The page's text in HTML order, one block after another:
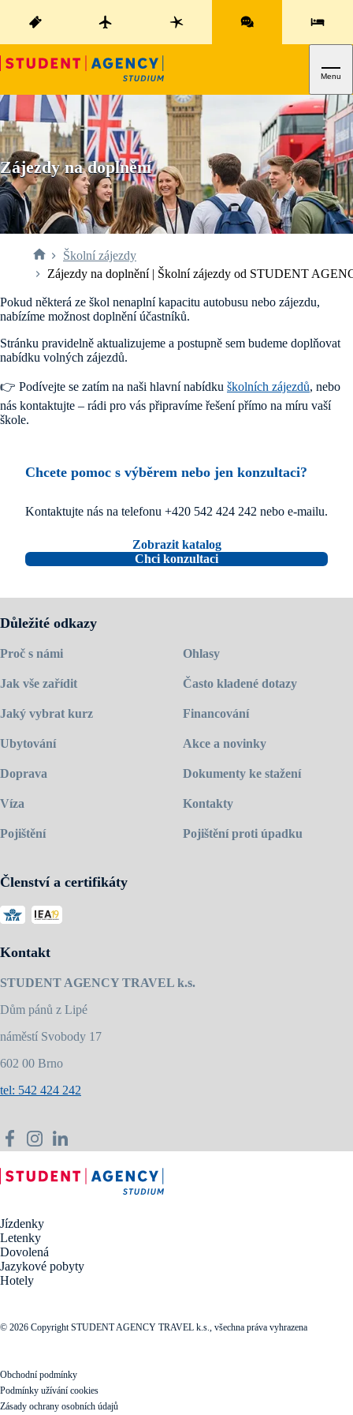
Menu
Zájezdy na doplnění
Školní zájezdy
Zájezdy na doplnění | Školní zájezdy od STUDENT
Pokud některá ze škol nenaplní kapacitu autobusu nebo zájezdu,
nabízíme možnost doplnění účastníků.
Stránku pravidelně aktualizujeme a postupně sem budeme doplňovat
nabídku volných zájezdů.
👉 Podívejte se zatím na naši hlavní nabídku školních zájezdů, nebo
nás kontaktujte – rádi pro vás připravíme řešení přímo na míru vaší
škole.
Chcete pomoc s výběrem nebo jen konzultaci?
Kontaktujte nás na telefonu +420 542 424 242 nebo e-mailu.
Zobrazit katalog
Chci konzultaci
Důležité odkazy
Proč s námi
Jak vše zařídit
Jaký vybrat kurz
Ubytování
Doprava
Víza
Pojištění
Ohlasy
Často kladené dotazy
Financování
Akce a novinky
Dokumenty ke stažení
Kontakty
Pojištění proti úpadku
Členství a certifikáty
Kontakt
STUDENT AGENCY TRAVEL k.s.
Dům pánů z Lipé
náměstí Svobody 17
602 00 Brno
tel: 542 424 242
Jízdenky
Letenky
Dovolená
Jazykové pobyty
Hotely
© 2026 Copyright STUDENT AGENCY TRAVEL k.s., všechna práva vyhrazena
Obchodní podmínky
Podmínky užívání cookies
Zásady ochrany osobních údajů